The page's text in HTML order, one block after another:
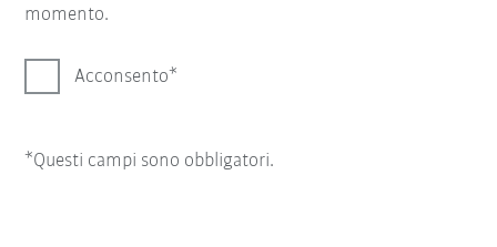
momento.
Acconsento
*Questi campi sono obbligatori.